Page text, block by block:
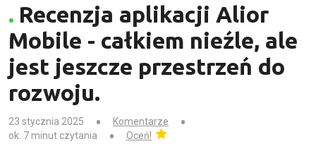
Recenzja aplikacji Alior
Mobile - całkiem nieźle, ale
jest jeszcze przestrzeń do
rozwoju.
23 stycznia 2025
Komentarze
ok. 7 minut czytania
Oceń!